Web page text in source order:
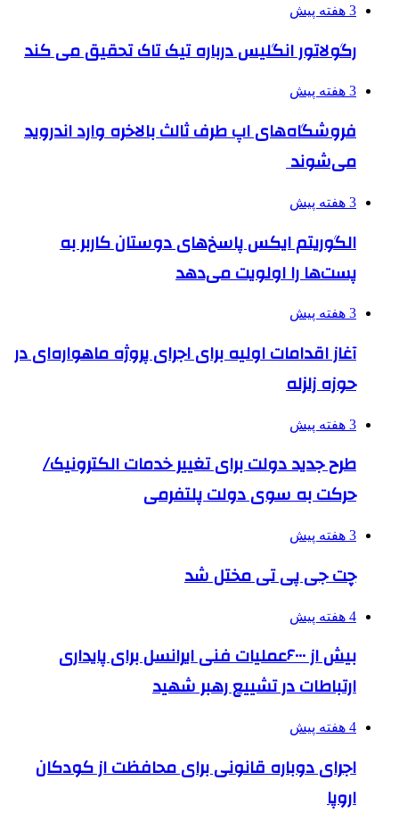
3 هفته پیش
رگولاتور انگلیس درباره تیک تاک تحقیق می کند
3 هفته پیش
فروشگاه‌های اپ طرف ثالث بالاخره وارد اندروید
می‌شوند
3 هفته پیش
الگوریتم ایکس پاسخ‌های دوستان کاربر به
پست‌ها را اولویت می‌دهد
3 هفته پیش
آغاز اقدامات اولیه برای اجرای پروژه ماهواره‌ای در
حوزه زلزله
3 هفته پیش
طرح جدید دولت برای تغییر خدمات الکترونیک/
حرکت به سوی دولت پلتفرمی
3 هفته پیش
چت جی پی تی مختل شد
4 هفته پیش
بیش از ۶۰۰۰عملیات فنی ایرانسل برای پایداری
ارتباطات در تشییع رهبر شهید
4 هفته پیش
اجرای دوباره قانونی برای محافظت از کودکان
اروپا